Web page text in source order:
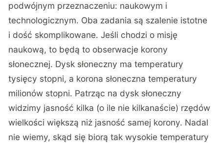
podwójnym przeznaczeniu: naukowym i
technologicznym. Oba zadania są szalenie istotne
i dość skomplikowane. Jeśli chodzi o misję
naukową, to będą to obserwacje korony
słonecznej. Dysk słoneczny ma temperatury
tysięcy stopni, a korona słoneczna temperatury
milionów stopni. Patrząc na dysk słoneczny
widzimy jasność kilka (o ile nie kilkanaście) rzędów
wielkości większą niż jasność samej korony. Nadal
nie wiemy, skąd się biorą tak wysokie temperatury